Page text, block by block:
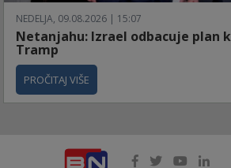
NEDELJA, 09.08.2026 | 15:07
Netanjahu: Izrael odbacuje plan
Tramp
PROČITAJ VIŠE